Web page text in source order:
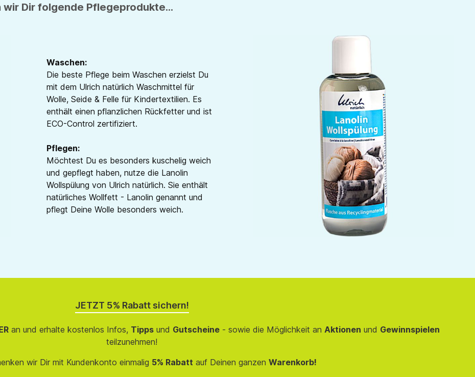
Dir folgende Pflegeprodukte...
Waschen:
Die beste Pflege beim Waschen erzielst Du
mit dem Ulrich natürlich Waschmittel für
Wolle, Seide & Felle für Kindertextilien. Es
enthält einen pflanzlichen Rückfetter und ist
ECO-Control zertifiziert.
Pflegen:
Möchtest Du es besonders kuschelig weich
und gepflegt haben, nutze die Lanolin
Wollspülung von Ulrich natürlich. Sie enthält
natürliches Wollfett - Lanolin genannt und
pflegt Deine Wolle besonders weich.
JETZT 5% Rabatt sichern!
an und erhalte kostenlos Infos, Tippsund Gutscheine- sowie die Möglichkeit an Aktionen und Gewinnspielen
teilzunehmen!
wir Dir mit Kundenkonto einmalig 5% Rabatt auf Deinen ganzen Warenkorb!